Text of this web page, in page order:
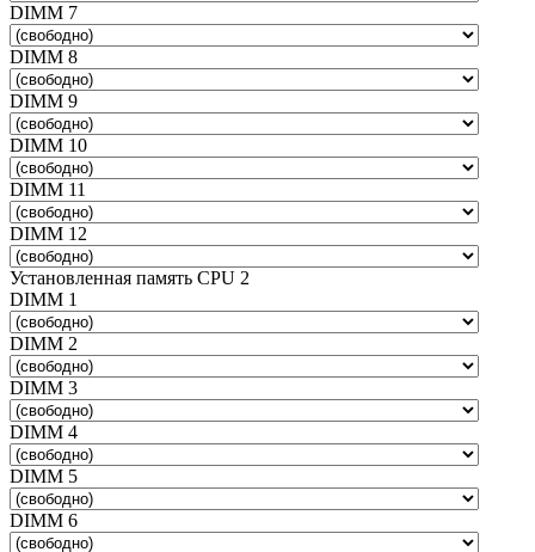
DIMM 7
DIMM 8
DIMM 9
DIMM 10
DIMM 11
DIMM 12
Установленная память CPU 2
DIMM 1
DIMM 2
DIMM 3
DIMM 4
DIMM 5
DIMM 6